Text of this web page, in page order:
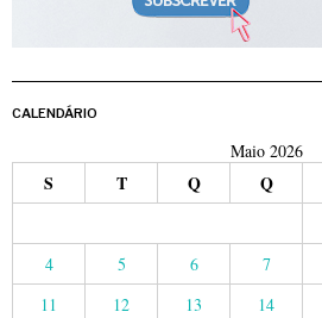
CALENDÁRIO
Maio 2026
S T Q Q
4
5 6 7
11
12 13 14